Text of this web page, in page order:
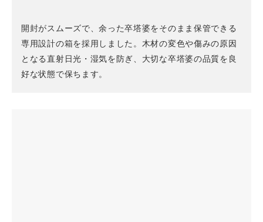
開封がスムーズで、余った卒塔婆をそのまま保管できる
専用設計の箱を採用しました。木材の変色や傷みの原因
となる直射日光・湿気を防ぎ、大切な卒塔婆の品質を良
好な状態で保ちます。